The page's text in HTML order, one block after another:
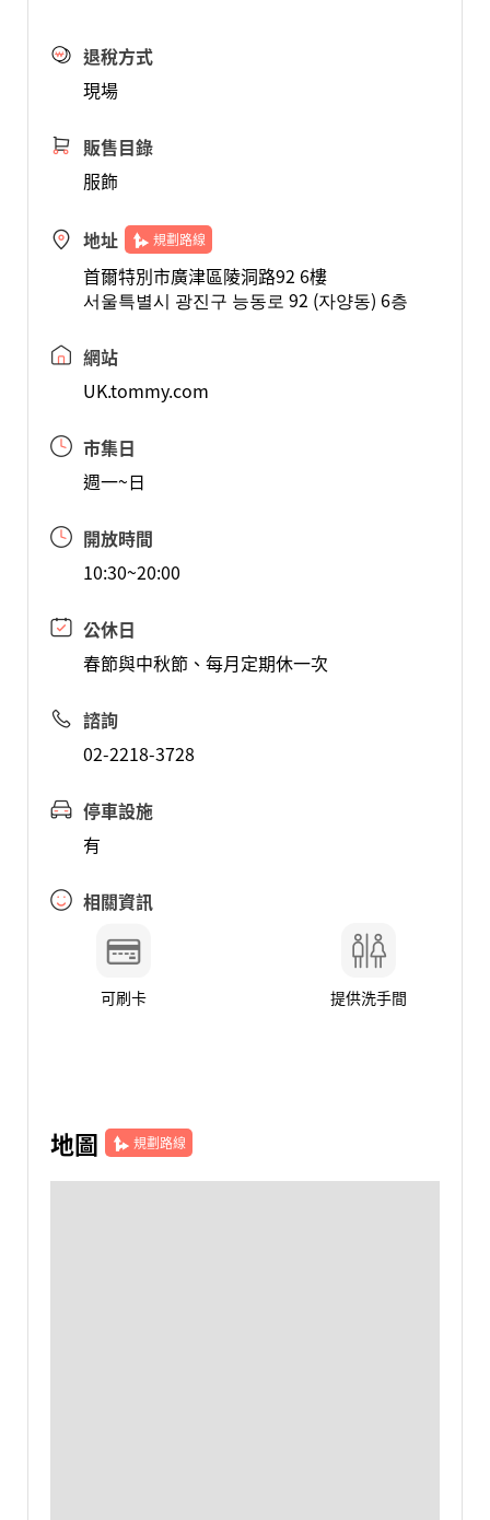
退稅方式
現場
販售目錄
服飾
地址 規劃路線
首爾特別市廣津區陵洞路92 6樓
서울특별시 광진구 능동로 92 (자양동) 6층
網站
UK.tommy.com
市集日
週一~日
開放時間
10:30~20:00
公休日
春節與中秋節、每月定期休一次
諮詢
02-2218-3728
停車設施
有
相關資訊
可刷卡 提供洗手間
地圖 規劃路線